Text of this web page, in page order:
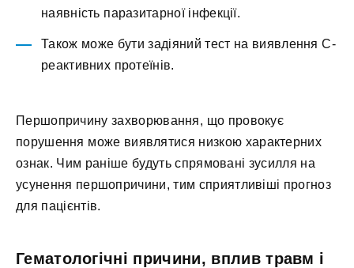
наявність паразитарної інфекції.
Також може бути задіяний тест на виявлення С-
реактивних протеїнів.
Першопричину захворювання, що провокує
порушення може виявлятися низкою характерних
ознак. Чим раніше будуть спрямовані зусилля на
усунення першопричини, тим сприятливіші прогноз
для пацієнтів.
Гематологічні причини, вплив травм і